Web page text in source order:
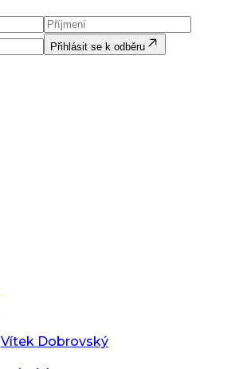
Přihlásit se k odběru
Vítek Dobrovský